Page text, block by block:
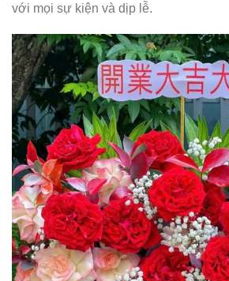
với mọi sự kiện và dịp lễ.